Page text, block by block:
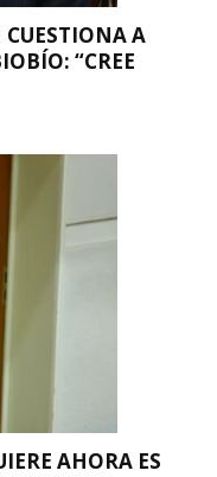
A
“CREE
AHORA ES